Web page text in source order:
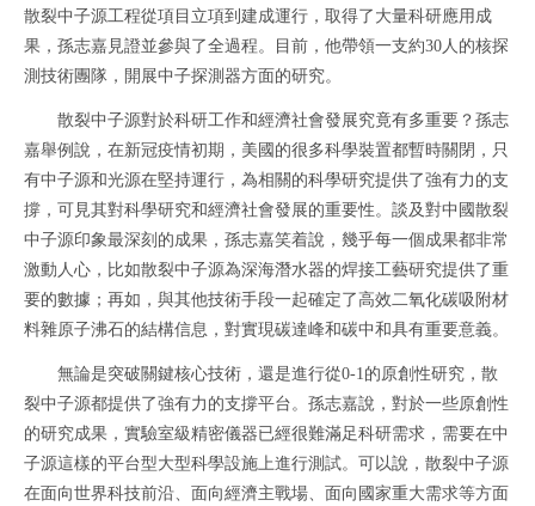
散裂中子源工程從項目立項到建成運行，取得了大量科研應用成
果，孫志嘉見證並參與了全過程。目前，他帶領一支約30人的核探
測技術團隊，開展中子探測器方面的研究。
散裂中子源對於科研工作和經濟社會發展究竟有多重要？孫志
嘉舉例說，在新冠疫情初期，美國的很多科學裝置都暫時關閉，只
有中子源和光源在堅持運行，為相關的科學研究提供了強有力的支
撐，可見其對科學研究和經濟社會發展的重要性。談及對中國散裂
中子源印象最深刻的成果，孫志嘉笑着說，幾乎每一個成果都非常
激動人心，比如散裂中子源為深海潛水器的焊接工藝研究提供了重
要的數據；再如，與其他技術手段一起確定了高效二氧化碳吸附材
料雜原子沸石的結構信息，對實現碳達峰和碳中和具有重要意義。
無論是突破關鍵核心技術，還是進行從0-1的原創性研究，散
裂中子源都提供了強有力的支撐平台。孫志嘉說，對於一些原創性
的研究成果，實驗室級精密儀器已經很難滿足科研需求，需要在中
子源這樣的平台型大型科學設施上進行測試。可以說，散裂中子源
在面向世界科技前沿、面向經濟主戰場、面向國家重大需求等方面